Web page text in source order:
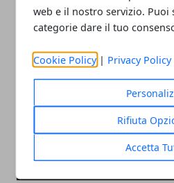
web e il nostro servizio. Puoi
categorie dare il tuo
Cookie Policy | Privacy Policy
Rifiuta
Accetta